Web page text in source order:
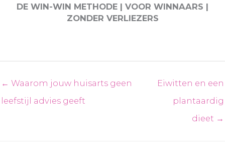
DE WIN-WIN METHODE | VOOR WINNAARS |
ZONDER VERLIEZERS
← Waarom jouw huisarts geen
leefstijl advies geeft
Eiwitten en een
plantaardig
dieet →